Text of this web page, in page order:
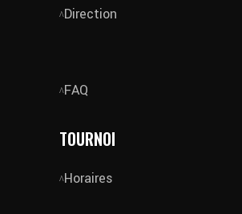
Direction
FAQ
TOURNOI
Horaires